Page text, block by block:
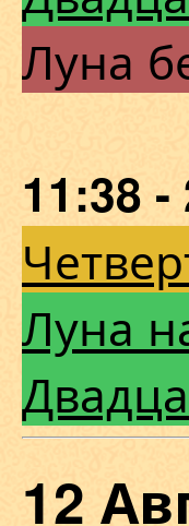
Луна
11:38 -
Луна
12